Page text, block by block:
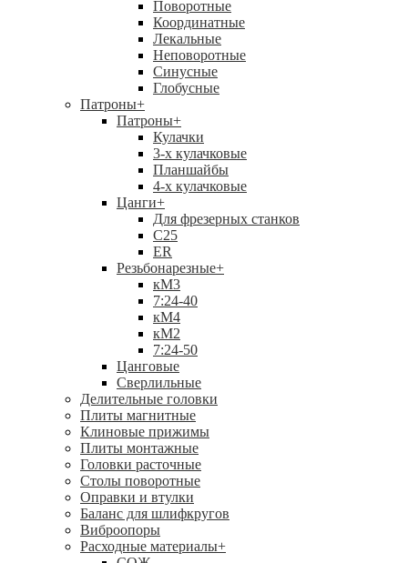
Поворотные
Координатные
Лекальные
Неповоротные
Синусные
Глобусные
Патроны+
Патроны+
Кулачки
3-х кулачковые
Планшайбы
4-х кулачковые
Цанги+
Для фрезерных станков
С25
ER
Резьбонарезные+
кМ3
7:24-40
кМ4
кМ2
7:24-50
Цанговые
Сверлильные
Делительные головки
Плиты магнитные
Клиновые прижимы
Плиты монтажные
Головки расточные
Столы поворотные
Оправки и втулки
Баланс для шлифкругов
Виброопоры
Расходные материалы+